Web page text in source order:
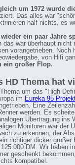
um 1972 wurde
Das alles war
half nichts, es
ein paar Jahre
das war überhaupt nicht
vorangetrieben. Noch
von Hifi
ein großer Flop.
HD Thema hat
um das "High
im Eureka 95
Eine
werden. Es
Übertragung ins
Monitoren war der
zu erkennen, der
richtiger dicker großer
125.000 DM. Wir haben
geschenkt
kompatibel.